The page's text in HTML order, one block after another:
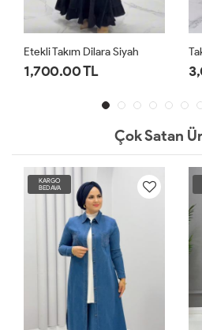
Takım Üçlü Ayten Siyah
3,000.00 TL
Çok Satan
KARGO
BEDAVA